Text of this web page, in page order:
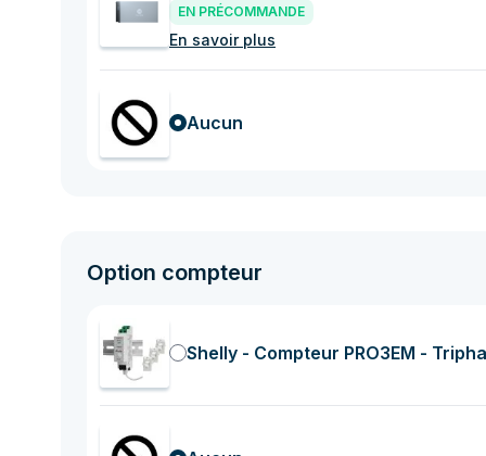
EN PRÉCOMMANDE
En savoir plus
Aucun
Option compteur
Shelly - Compteur PRO3EM -